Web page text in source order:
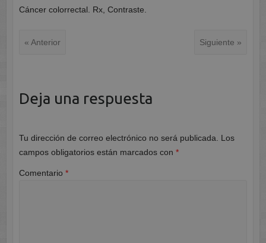
Cáncer colorrectal. Rx, Contraste.
« Anterior Siguiente »
Deja una respuesta
Tu dirección de correo electrónico no será publicada.
Los
campos obligatorios están marcados con *
Comentario *